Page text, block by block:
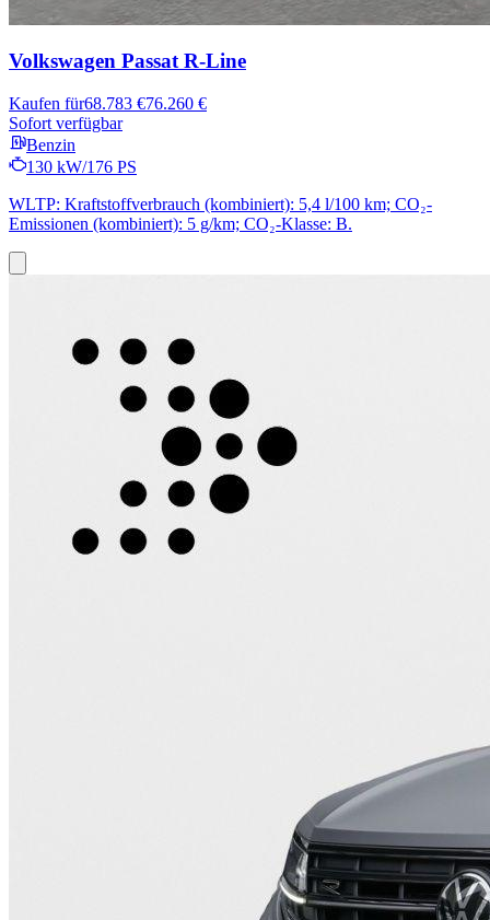
Volkswagen PassatR-Line
Kaufen für68.783 €76.260 €
Sofort verfügbar
Benzin
130 kW/176 PS
WLTP: Kraftstoffverbrauch (kombiniert): 5,4 l/100 km; CO₂-
Emissionen (kombiniert): 5 g/km; CO₂-Klasse: B.